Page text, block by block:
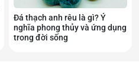
Đá thạch anh rêu là gì? Ý
nghĩa phong thủy và ứng dụng
trong đời sống